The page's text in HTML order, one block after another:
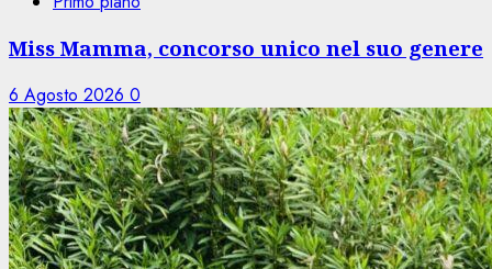
Miss Mamma, concorso unico nel suo genere
6 Agosto 2026 0